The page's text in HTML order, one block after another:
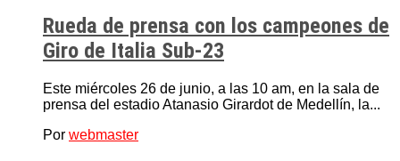
Rueda de prensa con los campeones de
Giro de Italia Sub-23
Este miércoles 26 de junio, a las 10 am, en la sala de
prensa del estadio Atanasio Girardot de Medellín, la...
Por webmaster